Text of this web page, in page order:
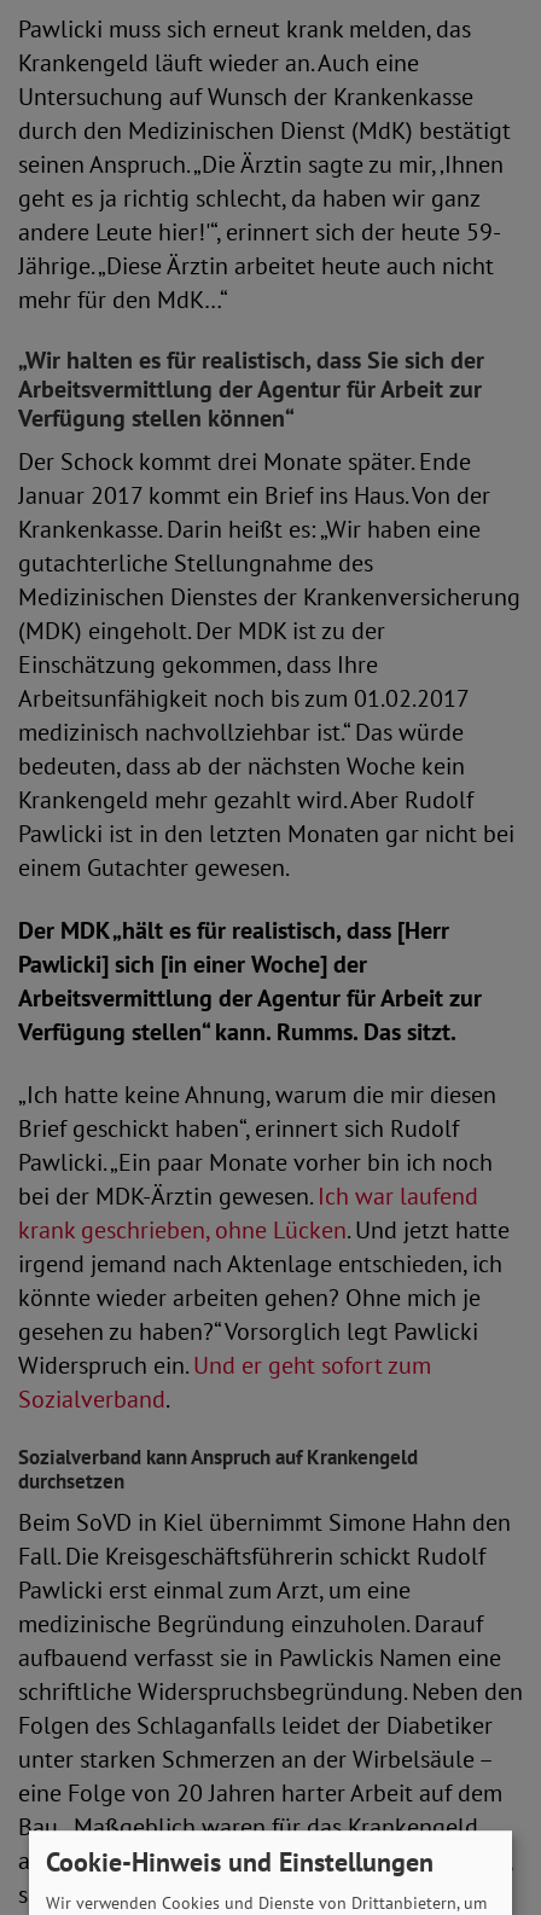
Pawlicki muss sich erneut krank melden, das
Krankengeld läuft wieder an. Auch eine
Untersuchung auf Wunsch der Krankenkasse
durch den Medizinischen Dienst (MdK) bestätigt
seinen Anspruch. „Die Ärztin sagte zu mir, ‚Ihnen
geht es ja richtig schlecht, da haben wir ganz
andere Leute hier!'“, erinnert sich der heute 59-
Jährige. „Diese Ärztin arbeitet heute auch nicht
mehr für den MdK…“
„Wir halten es für realistisch, dass Sie sich der
Arbeitsvermittlung der Agentur für Arbeit zur
Verfügung stellen können“
Der Schock kommt drei Monate später. Ende
Januar 2017 kommt ein Brief ins Haus. Von der
Krankenkasse. Darin heißt es: „Wir haben eine
gutachterliche Stellungnahme des
Medizinischen Dienstes der Krankenversicherung
(MDK) eingeholt. Der MDK ist zu der
Einschätzung gekommen, dass Ihre
Arbeitsunfähigkeit noch bis zum 01.02.2017
medizinisch nachvollziehbar ist.“ Das würde
bedeuten, dass ab der nächsten Woche kein
Krankengeld mehr gezahlt wird. Aber Rudolf
Pawlicki ist in den letzten Monaten gar nicht bei
einem Gutachter gewesen.
Der MDK „hält es für realistisch, dass [Herr
Pawlicki] sich [in einer Woche] der
Arbeitsvermittlung der Agentur für Arbeit zur
Verfügung stellen“ kann. Rumms. Das sitzt.
„Ich hatte keine Ahnung, warum die mir diesen
Brief geschickt haben“, erinnert sich Rudolf
Pawlicki. „Ein paar Monate vorher bin ich noch
bei der MDK-Ärztin gewesen. Ich war laufend
krank geschrieben, ohne Lücken. Und jetzt hatte
irgend jemand nach Aktenlage entschieden, ich
könnte wieder arbeiten gehen? Ohne mich je
gesehen zu haben?“ Vorsorglich legt Pawlicki
Widerspruch ein.Und er geht sofort zum
Sozialverband.
Sozialverband kann Anspruch auf Krankengeld
durchsetzen
Beim SoVD in Kiel übernimmt Simone Hahn den
Fall. Die Kreisgeschäftsführerin schickt Rudolf
Pawlicki erst einmal zum Arzt, um eine
medizinische Begründung einzuholen. Darauf
aufbauend verfasst sie in Pawlickis Namen eine
schriftliche Widerspruchsbegründung. Neben den
Folgen des Schlaganfalls leidet der Diabetiker
unter starken Schmerzen an der Wirbelsäule –
eine Folge von 20 Jahren harter Arbeit auf dem
Bau. „Maßgeblich waren für das Krankengeld
aber nach wie vor die Folgen des Schlaganfalls“,
so Simone Hahn.
Cookie-Hinweis und Einstellungen
Wir verwenden Cookies und Dienste von Drittanbietern, um